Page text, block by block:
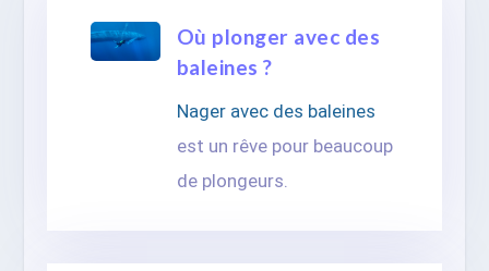
Où plonger avec des
baleines ?
Nager avec des baleines
est un rêve pour beaucoup
de plongeurs.